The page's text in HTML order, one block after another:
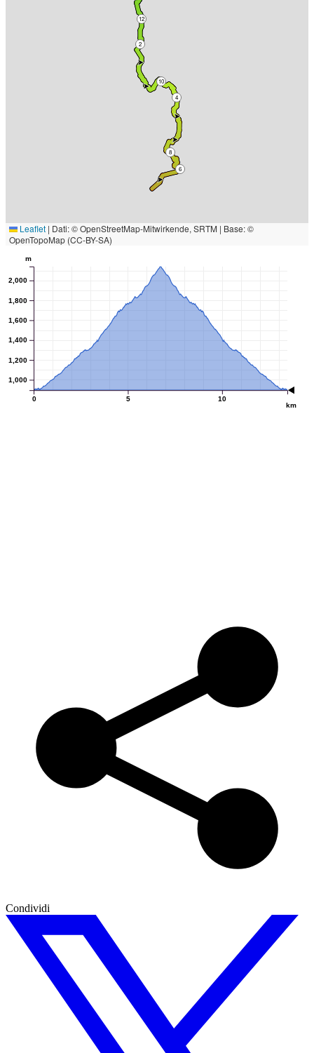
8
4
12
2
6
10
Leaflet | Dati: © OpenStreetMap-Mitwirkende, SRTM | Base: ©
OpenTopoMap (CC-BY-SA)
0 5 10
km
1,000
1,200
1,400
1,600
1,800
2,000
m
Condividi